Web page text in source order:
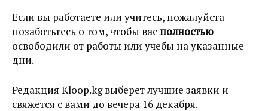
Если вы работаете или учитесь, пожалуйста
позаботьтесь о том, чтобы васполностью
освободили от работы или учебы на указанные
дни.
Редакция Kloop.kg выберет лучшие заявки и
свяжется с вами до вечера 16 декабря.